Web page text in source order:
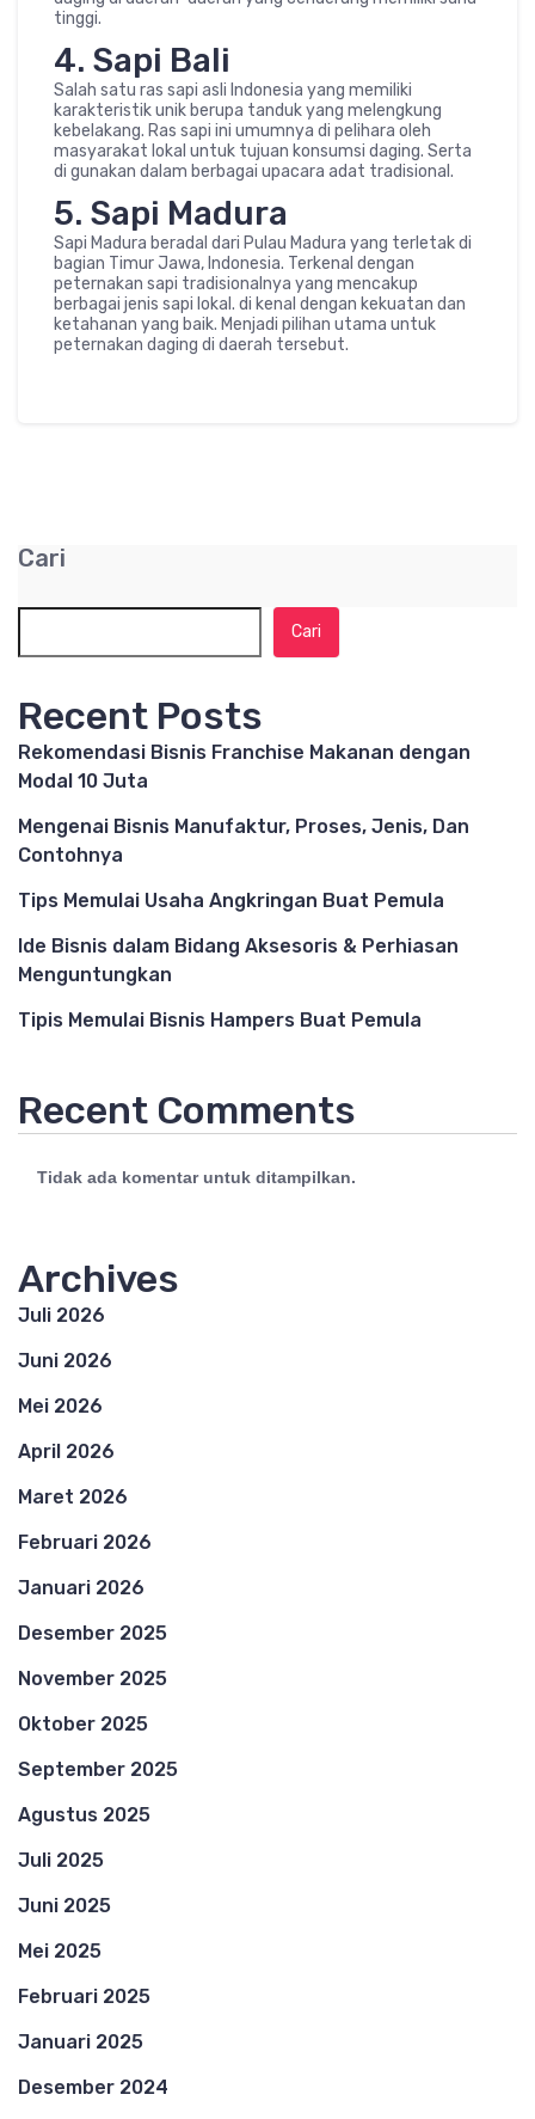
tinggi.
4. Sapi Bali
Salah satu ras sapi asli Indonesia yang memiliki
karakteristik unik berupa tanduk yang melengkung
kebelakang. Ras sapi ini umumnya di pelihara oleh
masyarakat lokal untuk tujuan konsumsi daging. Serta
di gunakan dalam berbagai upacara adat tradisional.
5. Sapi Madura
Sapi Madura beradal dari Pulau Madura yang terletak di
bagian Timur Jawa, Indonesia. Terkenal dengan
peternakan sapi tradisionalnya yang mencakup
berbagai jenis sapi lokal. di kenal dengan kekuatan dan
ketahanan yang baik. Menjadi pilihan utama untuk
peternakan daging di daerah tersebut.
Cari
Cari
Recent Posts
Rekomendasi Bisnis Franchise Makanan dengan
Modal 10 Juta
Mengenai Bisnis Manufaktur, Proses, Jenis, Dan
Contohnya
Tips Memulai Usaha Angkringan Buat Pemula
Ide Bisnis dalam Bidang Aksesoris & Perhiasan
Menguntungkan
Tipis Memulai Bisnis Hampers Buat Pemula
Recent Comments
Tidak ada komentar untuk ditampilkan.
Archives
Juli 2026
Juni 2026
Mei 2026
April 2026
Maret 2026
Februari 2026
Januari 2026
Desember 2025
November 2025
Oktober 2025
September 2025
Agustus 2025
Juli 2025
Juni 2025
Mei 2025
Februari 2025
Januari 2025
Desember 2024